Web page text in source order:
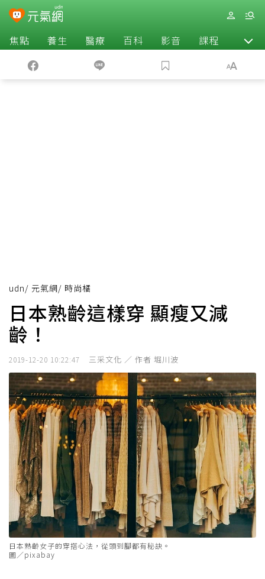
焦點 養生 醫療 百科 影音 課程 退休
udn/ 元氣網/ 時尚橘
日本熟齡這樣穿 顯瘦又減
齡！
2019-12-20 10:22:47 三采文化 ／ 作者 堀川波
日本熟齡女子的穿搭心法，從頭到腳都有秘訣。
圖／pixabay